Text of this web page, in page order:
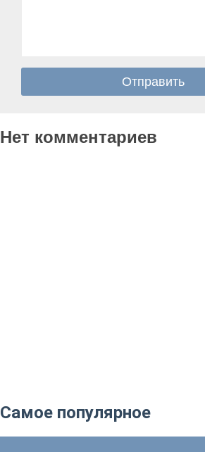
Нет комментариев
Самое популярное